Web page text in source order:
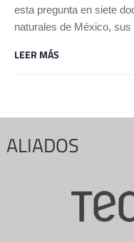
esta pregunta en siete
naturales de México,
LEER MÁS
ALIADOS